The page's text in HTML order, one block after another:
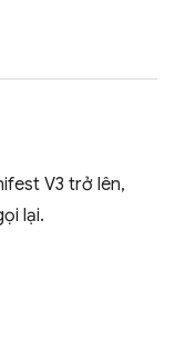
V3 trở lên,
lại.